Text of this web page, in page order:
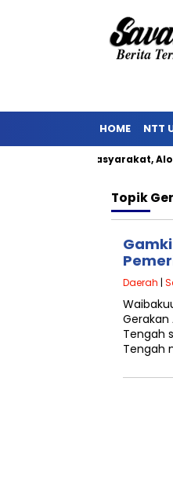
HOME NTT
Penolakan Masyarakat,
Topik
Daerah |
Tengah
Tengah